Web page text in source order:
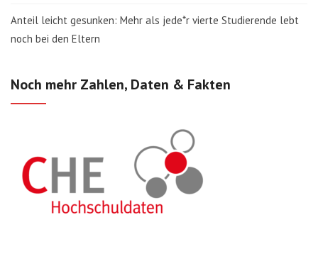
Anteil leicht gesunken: Mehr als jede*r vierte Studierende lebt
noch bei den Eltern
Noch mehr Zahlen, Daten & Fakten